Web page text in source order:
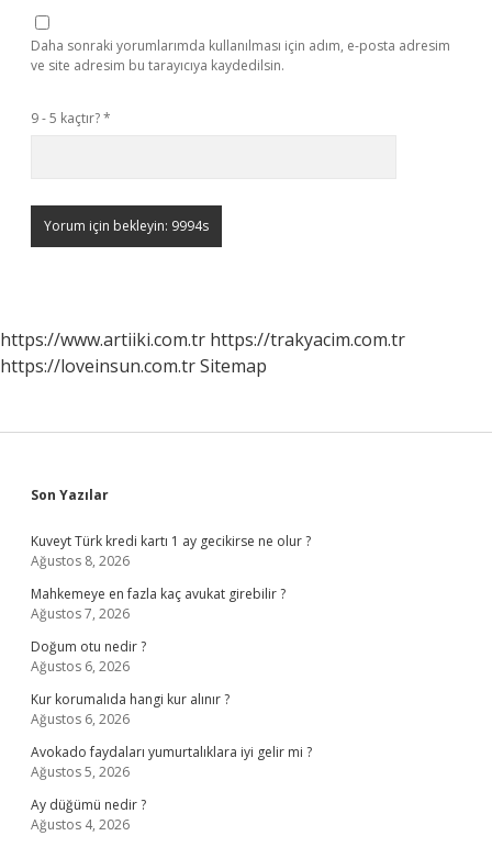
Daha sonraki yorumlarımda kullanılması için adım, e-posta adresim
ve site adresim bu tarayıcıya kaydedilsin.
9 - 5 kaçtır?*
https://www.artiiki.com.tr https://trakyacim.com.tr
https://loveinsun.com.trSitemap
Sidebar
Son Yazılar
Kuveyt Türk kredi kartı 1 ay gecikirse ne olur ?
Ağustos 8, 2026
Mahkemeye en fazla kaç avukat girebilir ?
Ağustos 7, 2026
Doğum otu nedir ?
Ağustos 6, 2026
Kur korumalıda hangi kur alınır ?
Ağustos 6, 2026
Avokado faydaları yumurtalıklara iyi gelir mi ?
Ağustos 5, 2026
Ay düğümü nedir ?
Ağustos 4, 2026